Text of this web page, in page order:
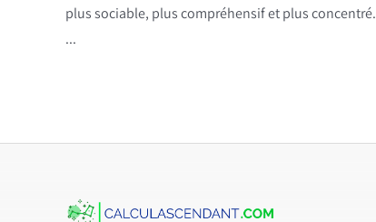
plus sociable, plus compréhensif et plus concentré.
...